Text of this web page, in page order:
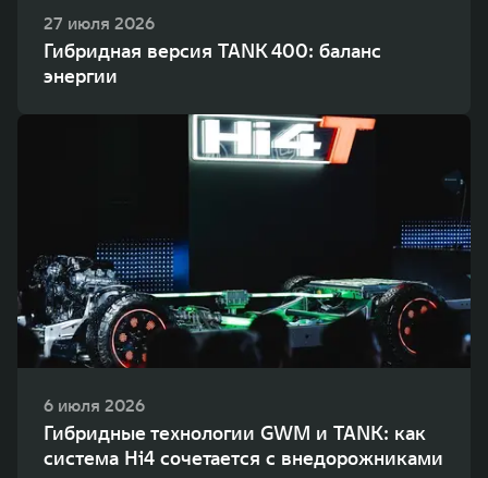
27 июля 2026
Гибридная версия TANK 400: баланс
энергии
6 июля 2026
Гибридные технологии GWM и TANK: как
система Hi4 сочетается с внедорожниками